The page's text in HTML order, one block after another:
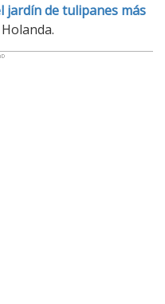
jardín de tulipanes más